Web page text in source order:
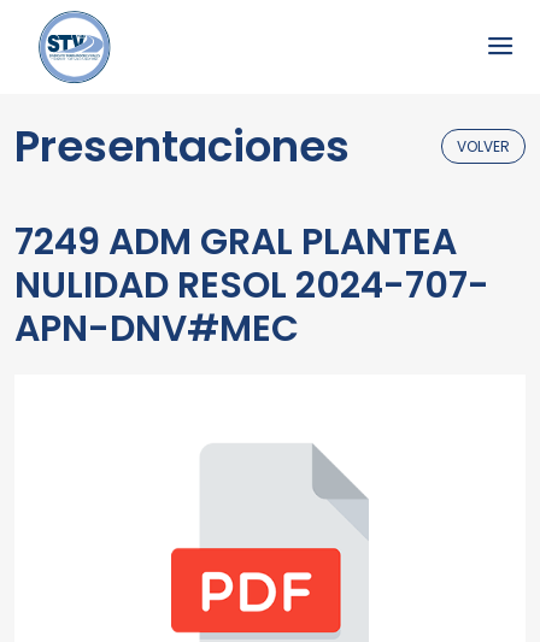
Presentaciones VOLVER
7249 ADM GRAL PLANTEA
NULIDAD RESOL 2024-707-
APN-DNV#MEC